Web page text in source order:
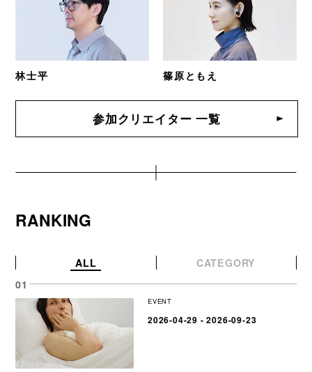
林士平 篠原ともえ
参加クリエイター 一覧
RANKING
ALL CATEGORY
EVENT
2026-04-29 - 2026-09-23